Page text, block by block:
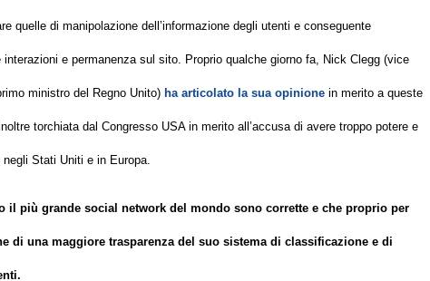
quelle di manipolazione dell’informazione degli utenti e conseguente
e permanenza sul sito. Proprio qualche giorno fa, Nick Clegg (vice
ministro del Regno Unito) ha articolato la sua opinione in merito a queste
torchiata dal Congresso USA in merito all’accusa di avere troppo potere e
Stati Uniti e in Europa.
il più grande social network del mondo sono corrette e che proprio per
di una maggiore trasparenza del suo sistema di classificazione e di